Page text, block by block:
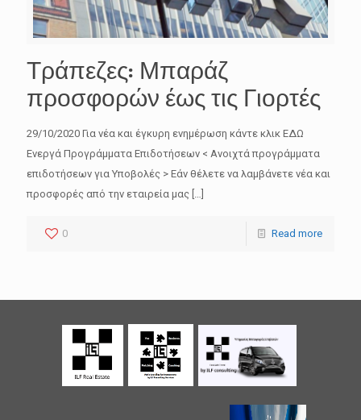
Τράπεζες: Μπαράζ
προσφορών έως τις Γιορτές
29/10/2020 Για νέα και έγκυρη ενημέρωση κάντε κλικ ΕΔΩ
Ενεργά Προγράμματα Επιδοτήσεων < Ανοιχτά προγράμματα
επιδοτήσεων για Υποβολές > Εάν θέλετε να λαμβάνετε νέα και
προσφορές από την εταιρεία μας […]
0 Read more